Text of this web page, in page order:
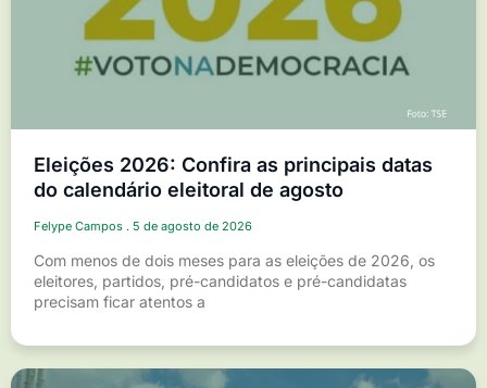
Eleições 2026: Confira as principais datas
do calendário eleitoral de agosto
Felype Campos 5 de agosto de 2026
Com menos de dois meses para as eleições de 2026, os
eleitores, partidos, pré-candidatos e pré-candidatas
precisam ficar atentos a